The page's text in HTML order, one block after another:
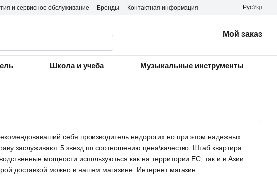
и сервисное обслуживание Бренды
Контактная информация
РусУкр
Мой заказ
Школа и учеба Музыкальные инструменты
себя производитель недорогих но при этом надежных
заслуживают 5 звезд по соотношению цена\качество. Штаб квартира
мощности используються как на территории ЕС, так и в Азии.
доставкой можно в нашем магазине. Интернет магазин